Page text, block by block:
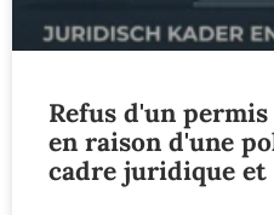
Refus d'un
en raison d'une
cadre juridique